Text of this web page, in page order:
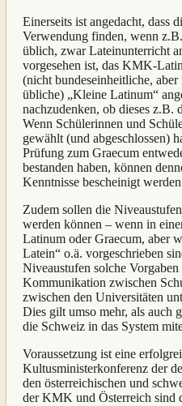
Einerseits ist angedacht, dass
Verwendung finden, wenn
üblich, zwar Lateinunterricht
vorgesehen ist, das KMK-
(nicht bundeseinheitliche,
übliche) „Kleine Latinum“
nachzudenken, ob dieses z.B.
Wenn Schülerinnen und
gewählt (und abgeschlossen)
Prüfung zum Graecum
bestanden haben, können
Kenntnisse bescheinigt
Zudem sollen die
werden können – wenn in
Latinum oder Graecum, aber
Latein“ o.ä. vorgeschrieben
Niveaustufen solche
Kommunikation zwischen
zwischen den Universitäten
Dies gilt umso mehr, als auch
die Schweiz in das System
Voraussetzung ist eine
Kultusministerkonferenz der
den österreichischen und
der KMK und Österreich sind